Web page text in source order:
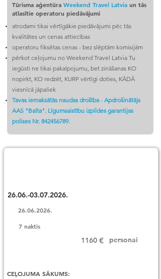
Tūrisma aģentūra Weekend Travel Latvia un tās
atlasītie operatoru piedāvājumi
atrodami tikai vērtīgākie piedāvājumi pēc tās
kvalitātes un cenas attiecības
operatoru fiksētas cenas - bez slēptām komisijām
pērkot ceļojumu no Weekend Travel Latvia Tu
iegūsti ne tikai pakalpojumu, bet zināšanas KO
nopirkt, KO redzēt, KURP vērtīgi doties, KĀDĀ
viesnīcā jāpaliek
Tavas iemaksātās naudas drošība - Apdrošinātājs
AAS "Balta". Līgumsaistību izpildes garantijas
polises Nr. 842456789.
26.06.-03.07.2026.
26.06.2026.
7 naktis
1160 € personai
CEĻOJUMA SĀKUMS: